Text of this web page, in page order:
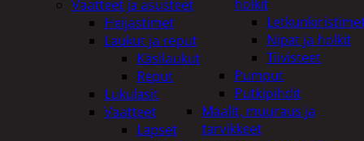
holkit
Nipat ja holkit
Tiivisteet
Pumput
Putkipihdit
Maalit, muuraus ja
tarvikkeet
Vaatteet ja asusteet
Heijastimet
Laukut ja reput
Käsilaukut
Reput
Lukulasit
Vaatteet
Lapset